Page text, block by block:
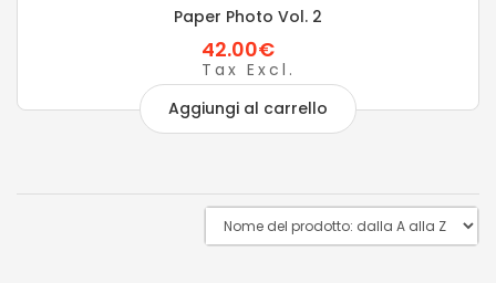
Paper Photo Vol. 2
42.00€
Tax Excl.
Aggiungi al carrello